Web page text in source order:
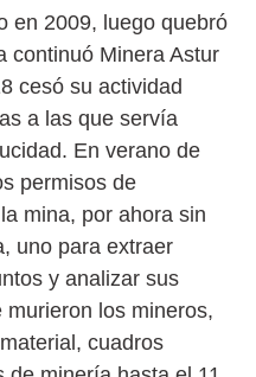
en 2009, luego quebró
continuó Minera Astur
cesó su actividad
a las que servía
En verano de
permisos de
mina, por ahora sin
uno para extraer
y analizar sus
los mineros,
cuadros